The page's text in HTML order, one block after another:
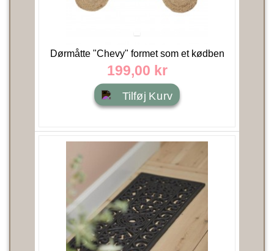
Dørmåtte "Chevy" formet som et kødben
45x75 - Bloomingville
199,00 kr
Tilføj Kurv